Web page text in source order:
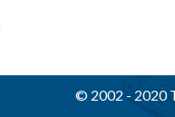
© 2002 - 2020